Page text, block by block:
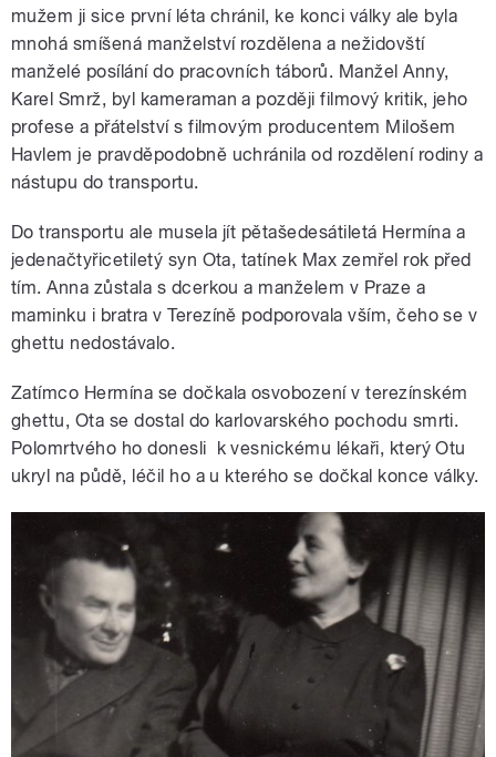
mužem ji sice první léta chránil, ke konci války ale byla
mnohá smíšená manželství rozdělena a nežidovští
manželé posílání do pracovních táborů. Manžel Anny,
Karel Smrž, byl kameraman a později filmový kritik, jeho
profese a přátelství s filmovým producentem Milošem
Havlem je pravděpodobně uchránila od rozdělení rodiny a
nástupu do transportu.
Do transportu ale musela jít pětašedesátiletá Hermína a
jedenačtyřicetiletý syn Ota, tatínek Max zemřel rok před
tím. Anna zůstala s dcerkou a manželem v Praze a
maminku i bratra v Terezíně podporovala vším, čeho se v
ghettu nedostávalo.
Zatímco Hermína se dočkala osvobození v terezínském
ghettu, Ota se dostal do karlovarského pochodu smrti.
Polomrtvého ho donesli k vesnickému lékaři, který Otu
ukryl na půdě, léčil ho a u kterého se dočkal konce války.